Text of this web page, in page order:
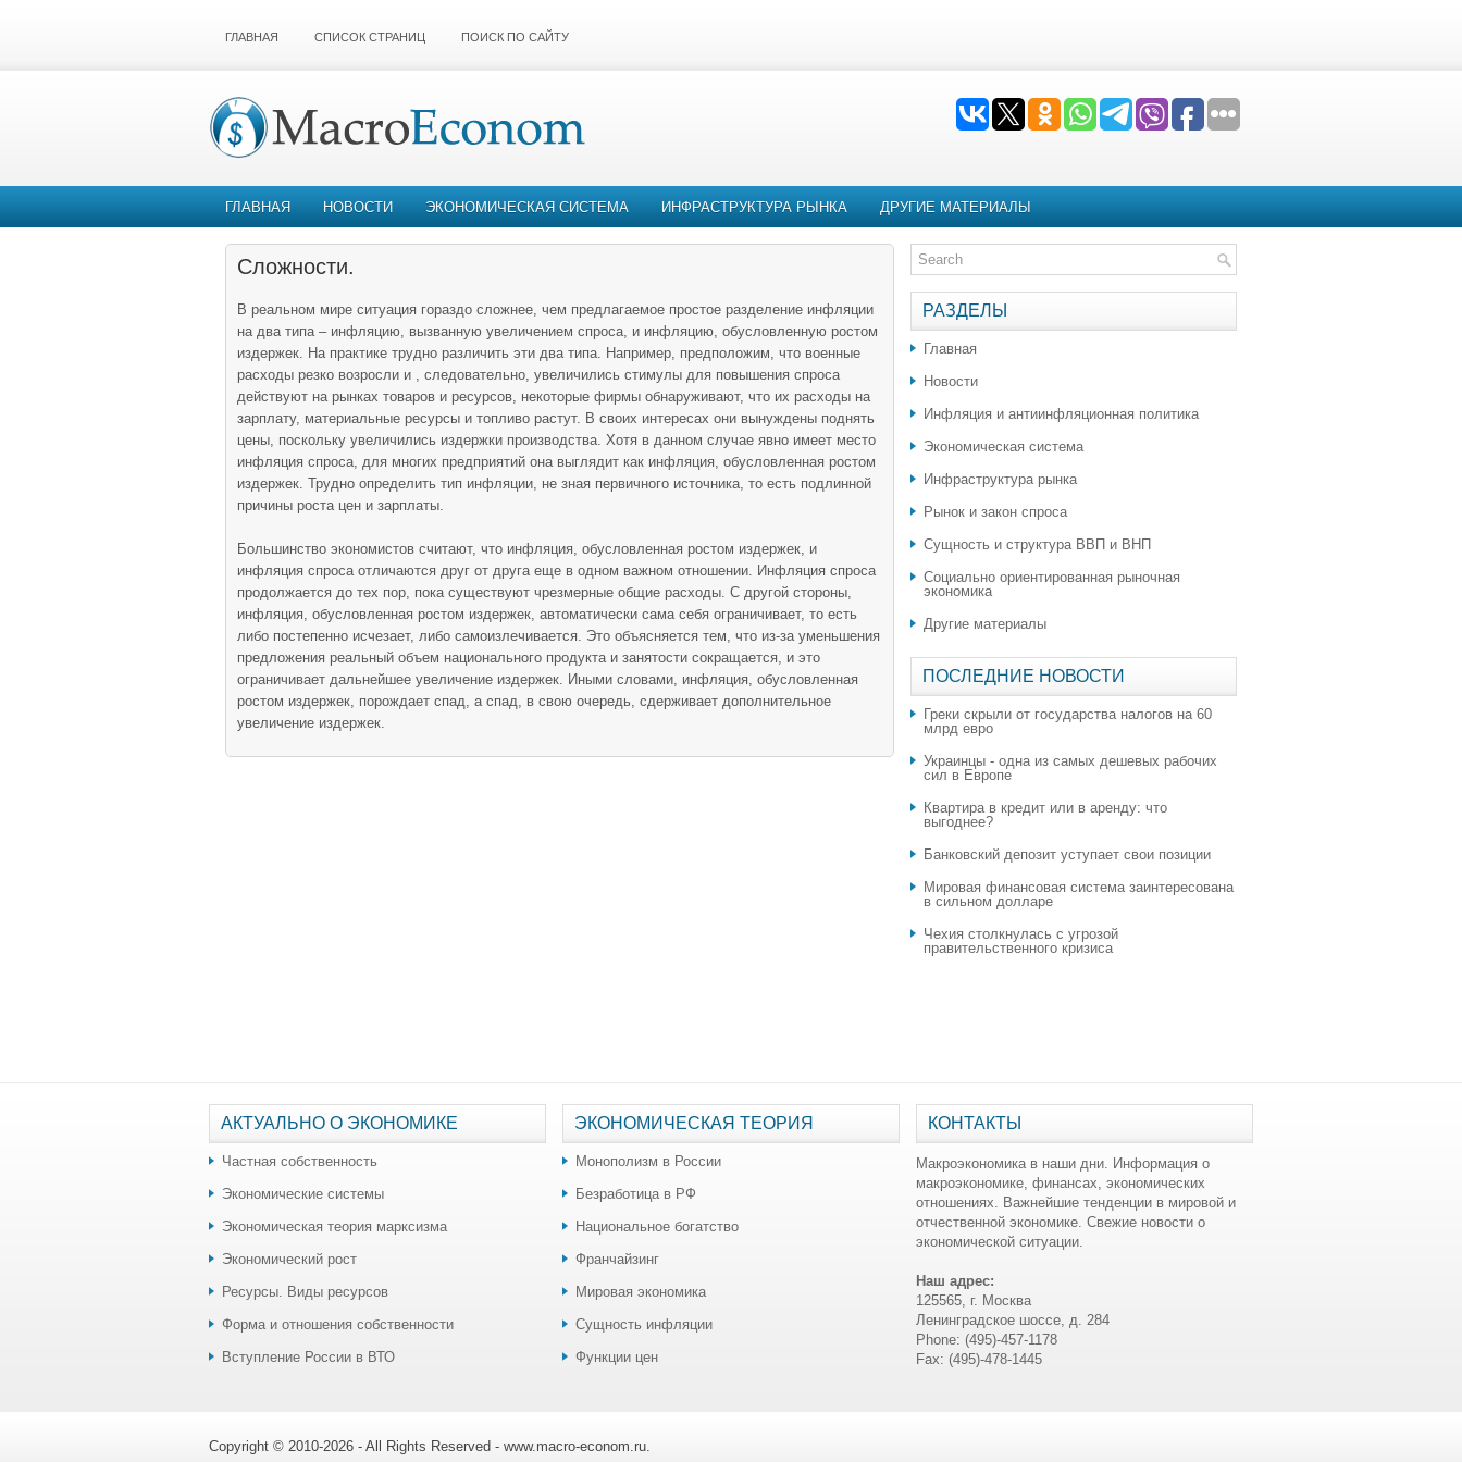
ГЛАВНАЯ СПИСОК СТРАНИЦ ПОИСК ПО САЙТУ
ГЛАВНАЯ НОВОСТИ ЭКОНОМИЧЕСКАЯ СИСТЕМА ИНФРАСТРУКТУРА РЫНКА ДРУГИЕ МАТЕРИАЛЫ
Сложности.
В реальном мире ситуация гораздо сложнее, чем предлагаемое простое разделение инфляции
на два типа – инфляцию, вызванную увеличением спроса, и инфляцию, обусловленную ростом
издержек. На практике трудно различить эти два типа. Например, предположим, что военные
расходы резко возросли и , следовательно, увеличились стимулы для повышения спроса
действуют на рынках товаров и ресурсов, некоторые фирмы обнаруживают, что их расходы на
зарплату, материальные ресурсы и топливо растут. В своих интересах они вынуждены поднять
цены, поскольку увеличились издержки производства. Хотя в данном случае явно имеет место
инфляция спроса, для многих предприятий она выглядит как инфляция, обусловленная ростом
издержек. Трудно определить тип инфляции, не зная первичного источника, то есть подлинной
причины роста цен и зарплаты.
Большинство экономистов считают, что инфляция, обусловленная ростом издержек, и
инфляция спроса отличаются друг от друга еще в одном важном отношении. Инфляция спроса
продолжается до тех пор, пока существуют чрезмерные общие расходы. С другой стороны,
инфляция, обусловленная ростом издержек, автоматически сама себя ограничивает, то есть
либо постепенно исчезает, либо самоизлечивается. Это объясняется тем, что из-за уменьшения
предложения реальный объем национального продукта и занятости сокращается, и это
ограничивает дальнейшее увеличение издержек. Иными словами, инфляция, обусловленная
ростом издержек, порождает спад, а спад, в свою очередь, сдерживает дополнительное
увеличение издержек.
РАЗДЕЛЫ
Главная
Новости
Инфляция и антиинфляционная политика
Экономическая система
Инфраструктура рынка
Рынок и закон спроса
Сущность и структура ВВП и ВНП
Социально ориентированная рыночная
экономика
Другие материалы
ПОСЛЕДНИЕ НОВОСТИ
Греки скрыли от государства налогов на 60
млрд евро
Украинцы - одна из самых дешевых рабочих
сил в Европе
Квартира в кредит или в аренду: что
выгоднее?
​Банковский депозит уступает свои позиции
Мировая финансовая система заинтересована
в сильном долларе
Чехия столкнулась с угрозой
правительственного кризиса
АКТУАЛЬНО О ЭКОНОМИКЕ
Частная собственность
Экономические системы
Экономическая теория марксизма
Экономический рост
Ресурсы. Виды ресурсов
Форма и отношения собственности
Вступление России в ВТО
ЭКОНОМИЧЕСКАЯ ТЕОРИЯ
Монополизм в России
Безработица в РФ
Национальное богатство
Франчайзинг
Мировая экономика
Сущность инфляции
Функции цен
КОНТАКТЫ
Макроэкономика в наши дни. Информация о
макроэкономике, финансах, экономических
отношениях. Важнейшие тенденции в мировой и
отчественной экономике. Свежие новости о
экономической ситуации.
Наш адрес:
125565, г. Москва
Ленинградское шоссе, д. 284
Phone: (495)-457-1178
Fax: (495)-478-1445
Copyright © 2010-2026 - All Rights Reserved - www.macro-econom.ru.